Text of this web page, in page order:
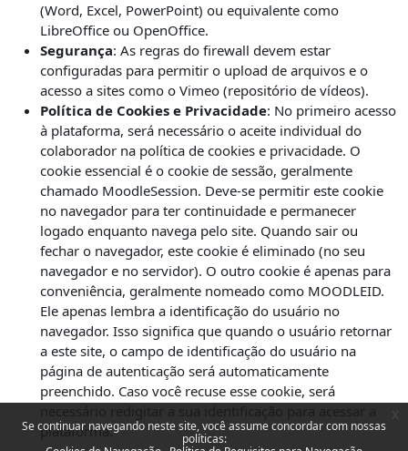
Se continuar navegando neste site, você assume concordar com nossas
políticas:
(Word, Excel, PowerPoint) ou equivalente como
LibreOffice ou OpenOffice.
Segurança: As regras do firewall devem estar
configuradas para permitir o upload de arquivos e o
acesso a sites como o Vimeo (repositório de vídeos).
Política de Cookies e Privacidade: No primeiro acesso
à plataforma, será necessário o aceite individual do
colaborador na política de cookies e privacidade. O
cookie essencial é o cookie de sessão, geralmente
chamado MoodleSession. Deve-se permitir este cookie
no navegador para ter continuidade e permanecer
logado enquanto navega pelo site. Quando sair ou
fechar o navegador, este cookie é eliminado (no seu
navegador e no servidor). O outro cookie é apenas para
conveniência, geralmente nomeado como MOODLEID.
Ele apenas lembra a identificação do usuário no
navegador. Isso significa que quando o usuário retornar
a este site, o campo de identificação do usuário na
página de autenticação será automaticamente
preenchido. Caso você recuse esse cookie, será
plataforma.